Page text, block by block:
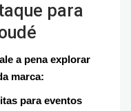
para
a pena explorar
marca:
para eventos